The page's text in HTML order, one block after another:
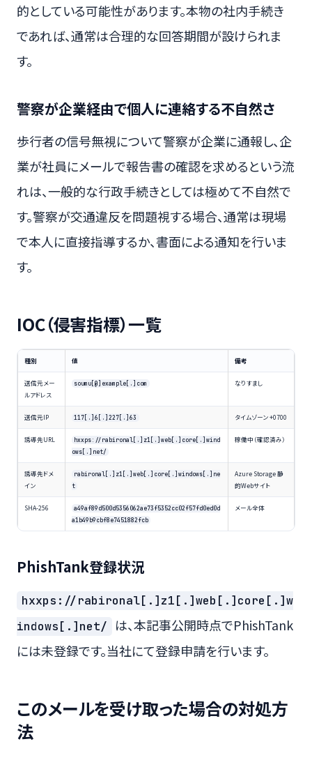
的としている可能性があります。本物の社内手続き
であれば、通常は合理的な回答期間が設けられま
す。
警察が企業経由で個人に連絡する不自然さ
歩行者の信号無視について警察が企業に通報し、企
業が社員にメールで報告書の確認を求めるという流
れは、一般的な行政手続きとしては極めて不自然で
す。警察が交通違反を問題視する場合、通常は現場
で本人に直接指導するか、書面による通知を行いま
す。
IOC（侵害指標）一覧
種別 値 備考
送信元メー
ルアドレス
soumu[@]example[.]com なりすまし
送信元IP 117[.]6[.]227[.]63 タイムゾーン +0700
誘導先URL
hxxps://rabironal[.]z1[.]web[.]core[.]wind
ows[.]net/
稼働中（確認済み）
誘導先ドメ
イン
rabironal[.]z1[.]web[.]core[.]windows[.]ne
t
Azure Storage 静
的Webサイト
SHA-256
a49af89d500d5356062ae73f5352cc02f57fd0ed0d
a1b49b9cbf8e7451882fcb
メール全体
PhishTank登録状況
hxxps://rabironal[.]z1[.]web[.]core[.]w
indows[.]net/
は、本記事公開時点でPhishTank
には未登録です。当社にて登録申請を行います。
このメールを受け取った場合の対処方
法